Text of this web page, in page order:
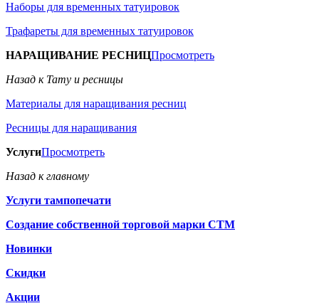
Наборы для временных татуировок
Трафареты для временных татуировок
НАРАЩИВАНИЕ РЕСНИЦПросмотреть
Назад к Тату и ресницы
Материалы для наращивания ресниц
Ресницы для наращивания
УслугиПросмотреть
Назад к главному
Услуги тампопечати
Создание собственной торговой марки СТМ
Новинки
Скидки
Акции